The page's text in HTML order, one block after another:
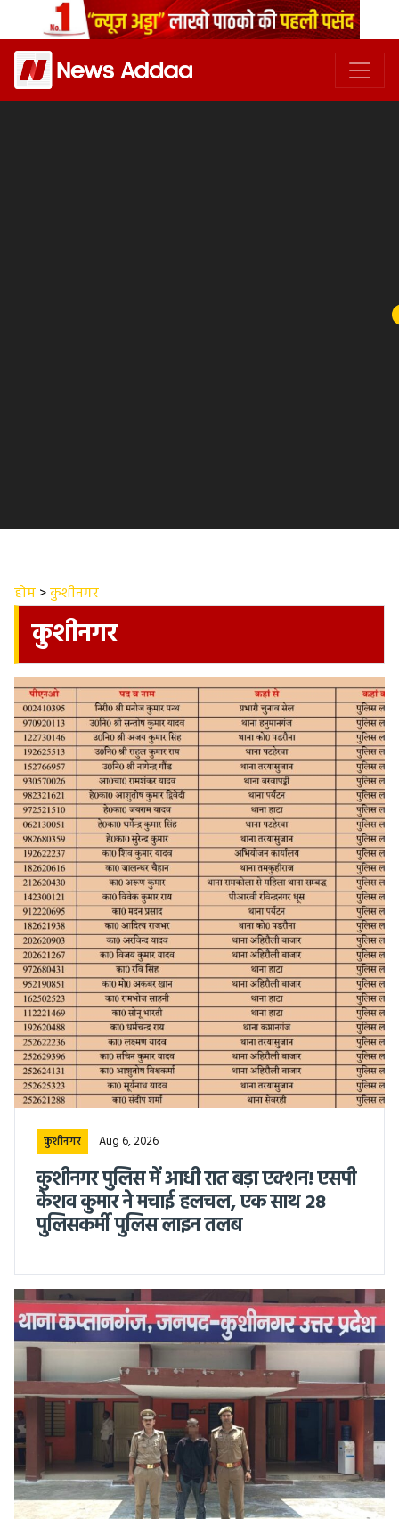
होम>कुशीनगर
कुशीनगर
कुशीनगर Aug 6, 2026
कुशीनगर पुलिस में आधी रात बड़ा एक्शन! एसपी
केशव कुमार ने मचाई हलचल, एक साथ 28
पुलिसकर्मी पुलिस लाइन तलब